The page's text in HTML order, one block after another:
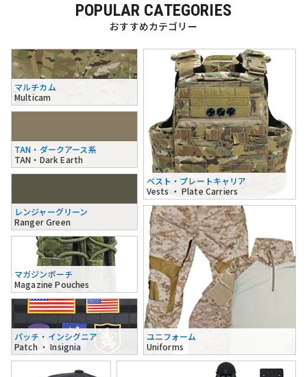
POPULAR CATEGORIES
おすすめカテゴリー
マルチカム
Multicam
TAN・ダークアース系
TAN・Dark Earth
レンジャーグリーン
Ranger Green
ベスト・プレートキャリア
Vests ・ Plate Carriers
マガジンポーチ
Magazine Pouches
パッチ・インシグニア
Patch ・ Insignia
ユニフォーム
Uniforms